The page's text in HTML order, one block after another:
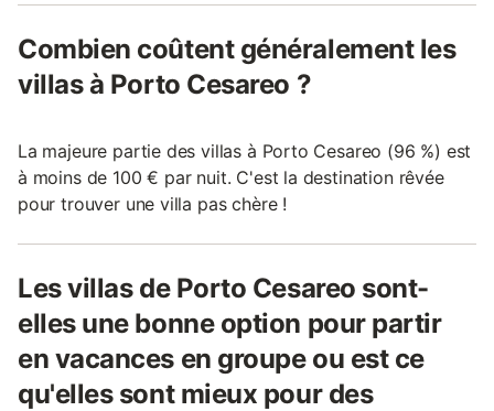
Combien coûtent généralement les
villas à Porto Cesareo ?
La majeure partie des villas à Porto Cesareo (96 %) est
à moins de 100 € par nuit. C'est la destination rêvée
pour trouver une villa pas chère !
Les villas de Porto Cesareo sont-
elles une bonne option pour partir
en vacances en groupe ou est ce
qu'elles sont mieux pour des